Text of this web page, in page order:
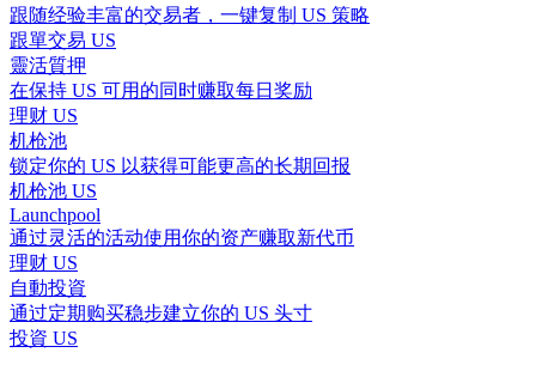
跟随经验丰富的交易者，一键复制 US 策略
跟單交易 US
靈活質押
在保持 US 可用的同时赚取每日奖励
理财 US
机枪池
锁定你的 US 以获得可能更高的长期回报
机枪池 US
Launchpool
通过灵活的活动使用你的资产赚取新代币
理财 US
自動投資
通过定期购买稳步建立你的 US 头寸
投資 US